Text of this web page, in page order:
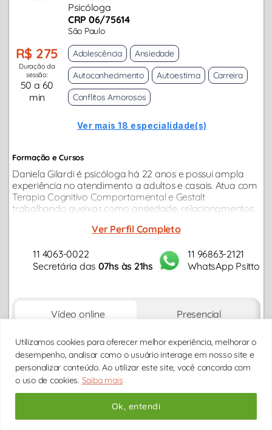
Utilizamos cookies para oferecer melhor experiência, melhorar o
desempenho, analisar como o usuário interage em nosso site e
personalizar conteúdo. Ao utilizar este site, você concorda com
o uso de cookies. Saiba mais
Ok, entendi
Psicóloga
CRP 06/75614
São Paulo
R$ 275
Duração da
sessão:
50 a 60
min
Adolescência
Ansiedade
Autoconhecimento
Autoestima
Carreira
Conflitos Amorosos
Ver mais 18 especialidade(s)
Formação e Cursos
Daniela Gilardi é psicóloga há 22 anos e possui ampla
experiência no atendimento a adultos e casais. Atua com
Terapia Cognitivo Comportamental e Gestalt
trabalhando queixas como ansiedade, relacionamentos,
autodesenvolvimento, autoconhecimento...
Ver Perfil Completo
11 4063-0022
Secretária das 07hs às 21hs
11 96863-2121
WhatsApp Psitto
Vídeo online Presencial
DD/MM
DD/MM
DD/MM
DD/MM
DD/MM
* HORÁRIOS DE
BRASIL/BRASÍLIA
Carregando horários...